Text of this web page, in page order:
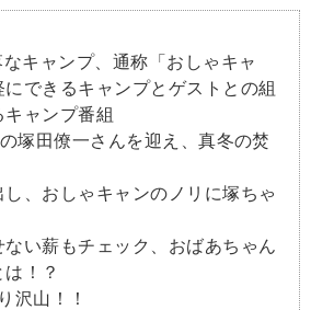
キャンプ、通称「おしゃキャ
できるキャンプとゲストとの組
ャンプ番組
塚田僚一さんを迎え、真冬の焚
、おしゃキャンのノリに塚ちゃ
い薪もチェック、おばあちゃん
！？
沢山！！